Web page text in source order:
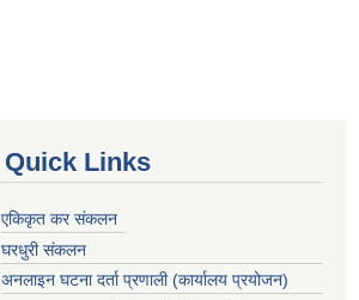
Quick Links
एकिकृत कर संकलन
घरधुरी संकलन
अनलाइन घटना दर्ता प्रणाली (कार्यालय प्रयोजन)